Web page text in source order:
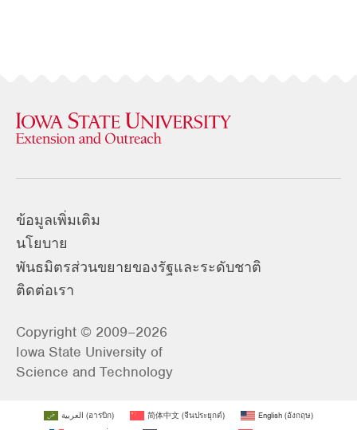
ข้อมูลเพิ่มเติม
นโยบาย
พันธมิตรส่วนขยายของรัฐและระดับชาติ
ติดต่อเรา
Copyright © 2009–2026
Iowa State University of
Science and Technology
العربية (อารบิก) 简体中文 (จีนประยุกต์) English (อังกฤษ)